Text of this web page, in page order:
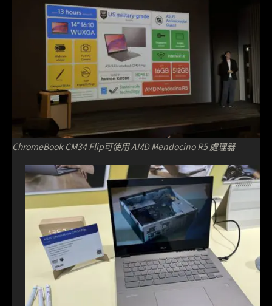
ChromeBook CM34 Flip可使用 AMD Mendocino R5 處理器